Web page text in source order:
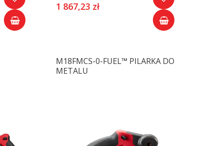
1 867,23 zł
M18FMCS-0-FUEL™ PILARKA DO
METALU